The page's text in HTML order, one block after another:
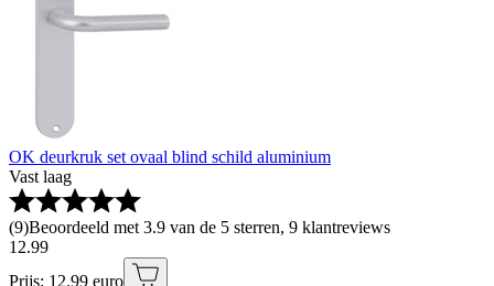
OK deurkruk set ovaal blind schild aluminium
Vast laag
(9)Beoordeeld met 3.9 van de 5 sterren, 9 klantreviews
12.99
Prijs: 12.99 euro